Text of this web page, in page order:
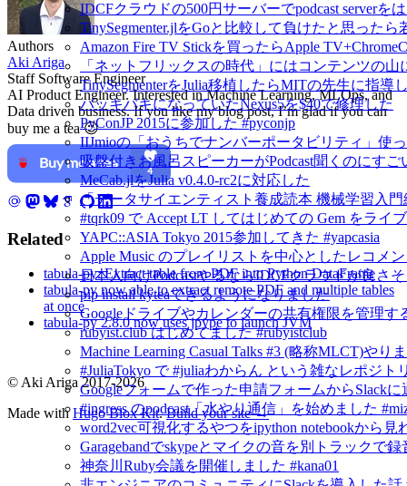
IDCFクラウドの500円サーバーでpodcast serverを
TinySegmenter.jlをGoと比較して負けたと思った
Amazon Fire TV Stickを買ったらApple
「ネットフリックスの時代」にはコンテンツの
TinySegmenterをJulia移植したらMITの先生に指導
バッキバキになっていたNexus5を$40で修理した
PyConJP 2015に参加した #pyconjp
IIJmioの「おうちでナンバーポータビリティ」使
吸盤付きお風呂スピーカーがPodcast聞くのにすご
MeCab.jlをJulia v0.4.0-rc2に対応した
「データサイエンティスト養成読本 機械学習入
#tqrk09 で Accept LT してはじめての Gem をライ
YAPC::ASIA Tokyo 2015参加してきた #yapcasia
Apple Music のプレイリストを中心としたレコメ
日本人向けPodcastやるならIDCFクラウドが良さ
pip install kyteaできるようになりました
Googleドライブやカレンダーの共有権限を管理す
rubyist.club はじめてました #rubyistclub
Machine Learning Casual Talks #3 (略称MLCT)やり
#JuliaTokyo で #juliaわからん という雑なレポジ
Googleフォームで作った申請フォームからSlack
#ingress のpodcast「水やり通信」を始めました
word2vec可視化するやつをipython notebookから見
Garagebandでskypeとマイクの音を別トラックで
神奈川Ruby会議を開催しました #kana01
Authors
Aki Ariga
Staff Software Engineer
AI Product Engineer. Interested in Machine Learning, MLOps, and
Data driven business. If you like my blog post, I’m glad if you can
buy me a tea 😉
Related
tabula-py: Extract table from PDF into Python DataFrame
tabula-py now able to extract remote PDF and multiple tables
at once
tabula-py 2.8.0 now uses jpype to launch JVM
© Aki Ariga 2017-2026
Made withHugo Blox Kit.Build your site →